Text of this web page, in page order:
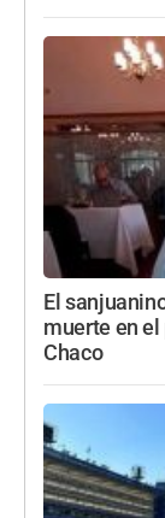
El
muerte en
Chaco